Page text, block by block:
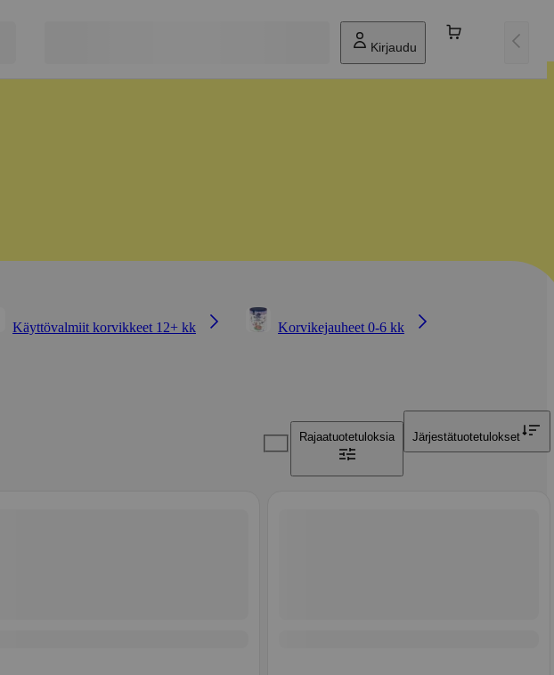
Kirjaudu
Käyttövalmiit korvikkeet 12+ kk
Korvikejauheet 0-6 kk
Rajaatuotetuloksia Järjestätuotetulokset